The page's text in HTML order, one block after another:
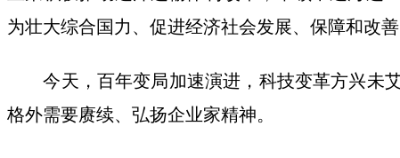
为壮大综合国力、促进经济社会发展、保障和改善
今天，百年变局加速演进，科技变革方兴未艾
格外需要赓续、弘扬企业家精神。